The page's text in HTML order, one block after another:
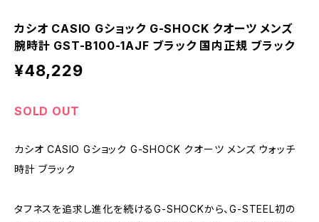
カシオ CASIO Gショック G-SHOCK クオーツ メンズ
腕時計 GST-B100-1AJF ブラック 国内正規 ブラック
¥48,229
SOLD OUT
カシオ CASIO Gショック G-SHOCK クオーツ メンズ ウォッチ
時計 ブラック
タフネスを追求し進化を続けるG-SHOCKから、G-STEEL初の